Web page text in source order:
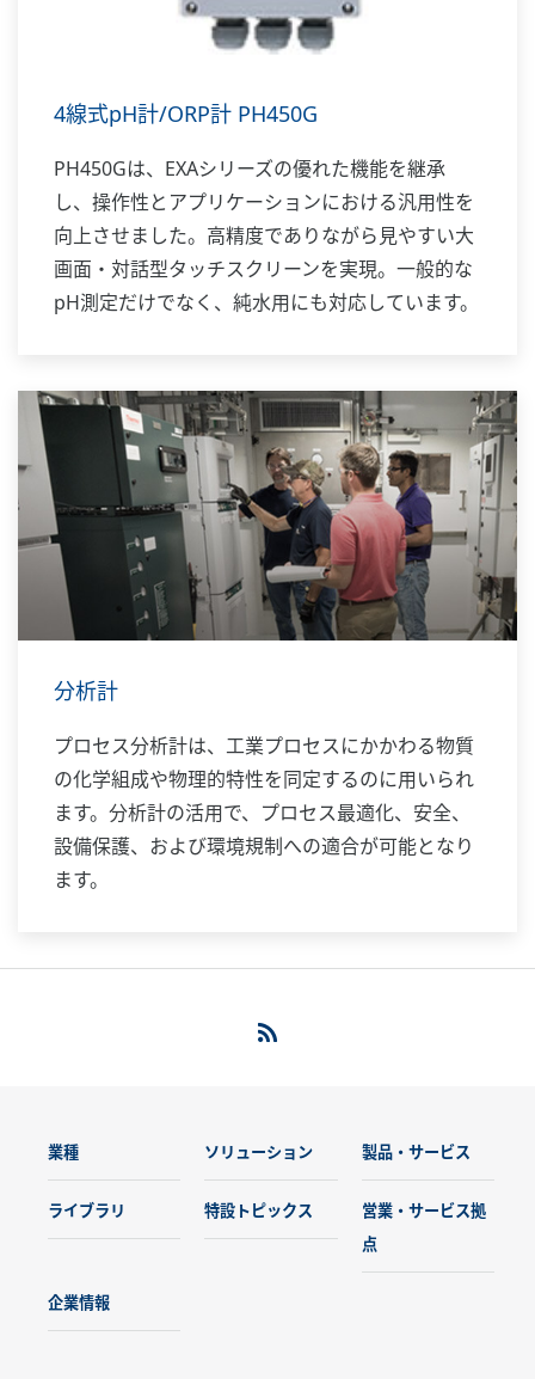
4線式pH計/ORP計 PH450G
PH450Gは、EXAシリーズの優れた機能を継承
し、操作性とアプリケーションにおける汎用性を
向上させました。高精度でありながら見やすい大
画面・対話型タッチスクリーンを実現。一般的な
pH測定だけでなく、純水用にも対応しています。
分析計
プロセス分析計は、工業プロセスにかかわる物質
の化学組成や物理的特性を同定するのに用いられ
ます。分析計の活用で、プロセス最適化、安全、
設備保護、および環境規制への適合が可能となり
ます。
業種 ソリューション 製品・サービス
ライブラリ 特設トピックス
営業・サービス拠
点
企業情報